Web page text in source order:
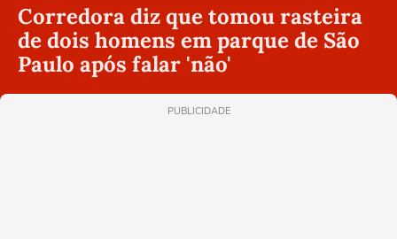
Corredora diz que tomou rasteira
de dois homens em parque de São
Paulo após falar 'não'
PUBLICIDADE